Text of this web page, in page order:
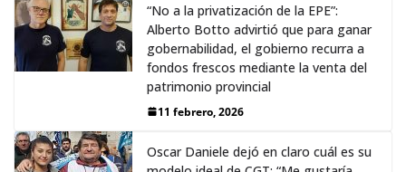
“No a la privatización de la EPE”:
Alberto Botto advirtió que para ganar
gobernabilidad, el gobierno recurra a
fondos frescos mediante la venta del
patrimonio provincial
11 febrero, 2026
Oscar Daniele dejó en claro cuál es su